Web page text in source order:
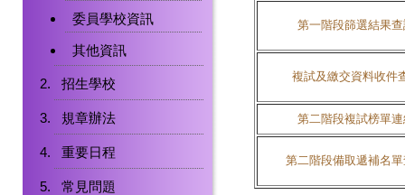
委員學校資訊
其他資訊
招生學校
規章辦法
重要日程
常見問題
第一階段篩選結果
複試及繳交資料收件
第二階段複試榜單
第二階段備取遞補名